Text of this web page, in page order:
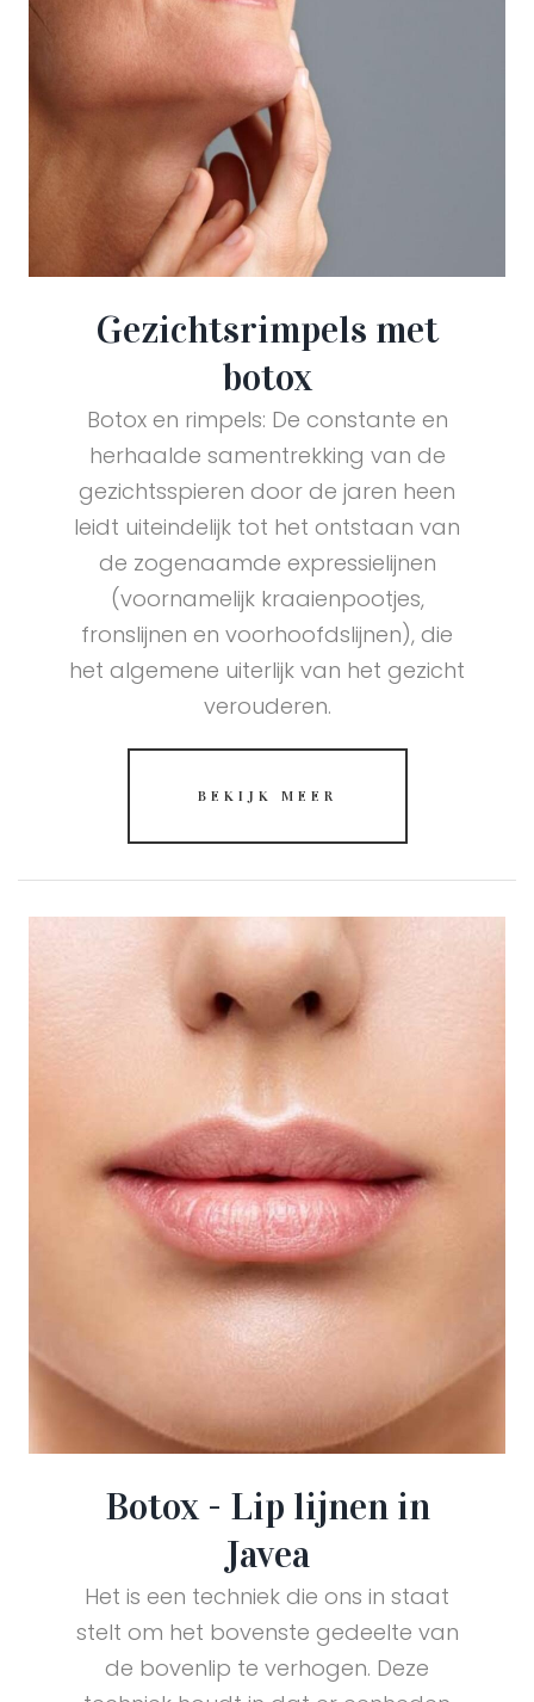
Gezichtsrimpels met
botox
Botox en rimpels: De constante en
herhaalde samentrekking van de
gezichtsspieren door de jaren heen
leidt uiteindelijk tot het ontstaan van
de zogenaamde expressielijnen
(voornamelijk kraaienpootjes,
fronslijnen en voorhoofdslijnen), die
het algemene uiterlijk van het gezicht
verouderen.
BEKIJK MEER
Botox - Lip lijnen in
Javea
Het is een techniek die ons in staat
stelt om het bovenste gedeelte van
de bovenlip te verhogen. Deze